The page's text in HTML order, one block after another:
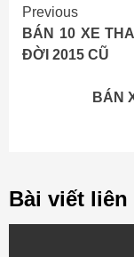
Continue
Reading
Previous
BÁN 10 XE
ĐỜI 2015 CŨ
BÁN
Bài viết liên